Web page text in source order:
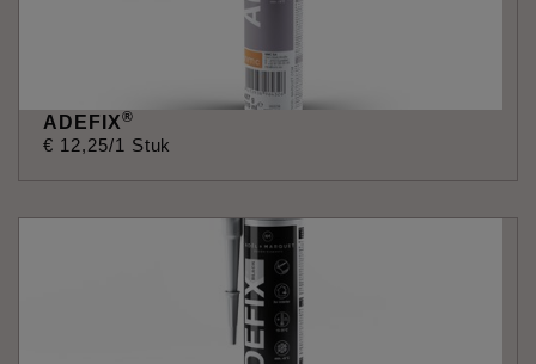
ADEFIX®
€ 12,25/1 Stuk